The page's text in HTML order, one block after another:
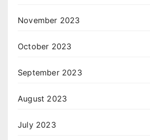
November 2023
October 2023
September 2023
August 2023
July 2023